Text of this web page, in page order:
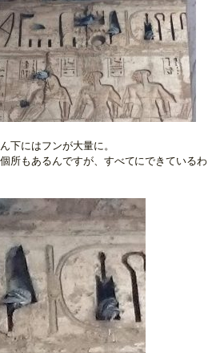
下にはフンが大量に。
所もあるんですが、すべてにできているわ